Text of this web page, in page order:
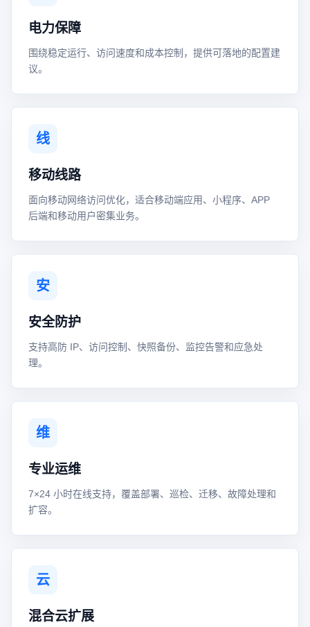
电力保障
围绕稳定运行、访问速度和成本控制，提供可落地的配置建
议。
线
移动线路
面向移动网络访问优化，适合移动端应用、小程序、APP
后端和移动用户密集业务。
安
安全防护
支持高防 IP、访问控制、快照备份、监控告警和应急处
理。
维
专业运维
7×24 小时在线支持，覆盖部署、巡检、迁移、故障处理和
扩容。
云
混合云扩展